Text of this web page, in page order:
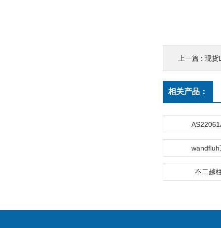
上一篇 : 现货
相关产品：
wandfluh
不二越